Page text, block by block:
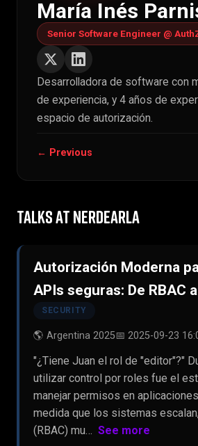
María Inés
Senior Software Engineer @
Desarrolladora de software con
de experiencia, y 4 años de
espacio de autorización.
← Previous
TALKS AT NERDEARLA
Autorización Moderna
APIs seguras: De RBAC
SECURITY
🌎 Argentina 2025📅 2025-09-23
"¿Tiene Juan el rol de "editor"?"
utilizar control por roles fue el
manejar permisos en
medida que los sistemas
(RBAC) mu… See more